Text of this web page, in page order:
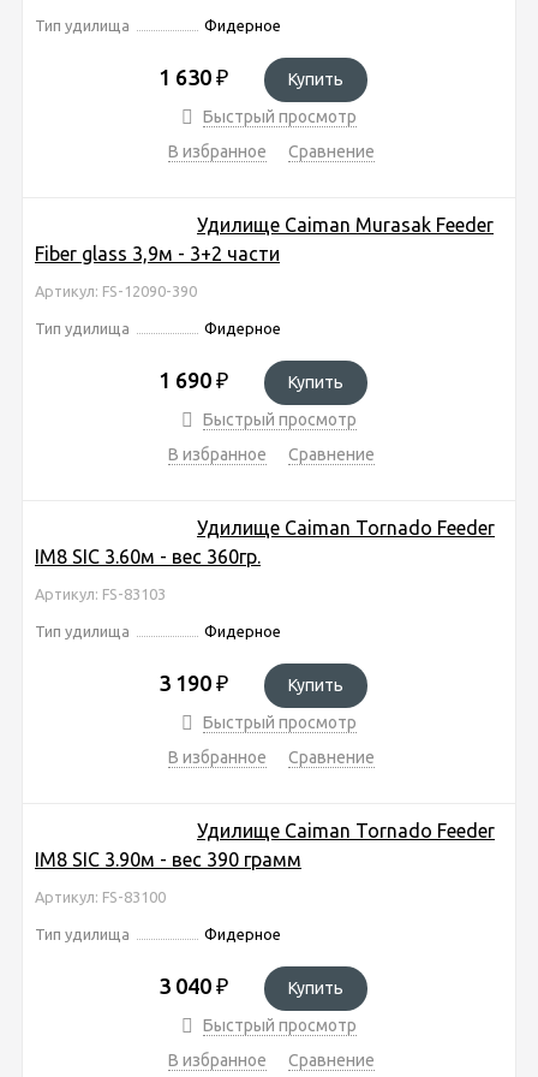
Тип удилища Фидерное
1 630 ₽
Купить
Быстрый просмотр
В избранное
Сравнение
Удилище Caiman Murasak Feeder
Fiber glass 3,9м - 3+2 части
Артикул: FS-12090-390
Тип удилища Фидерное
1 690 ₽
Купить
Быстрый просмотр
В избранное
Сравнение
Удилище Caiman Tornado Feeder
IM8 SIC 3.60м - вес 360гр.
Артикул: FS-83103
Тип удилища Фидерное
3 190 ₽
Купить
Быстрый просмотр
В избранное
Сравнение
Удилище Caiman Tornado Feeder
IM8 SIC 3.90м - вес 390 грамм
Артикул: FS-83100
Тип удилища Фидерное
3 040 ₽
Купить
Быстрый просмотр
В избранное
Сравнение